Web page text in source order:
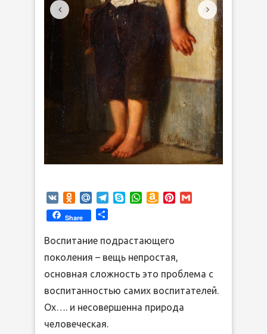
VK Odnoklassniki
Mail.RuTelegram
SkypeWhatsApp
AmazonPinterest
Share
Воспитание подрастающего
поколения – вещь непростая,
основная сложность это проблема с
воспитанностью самих воспитателей.
Ох…. и несовершенна природа
человеческая.